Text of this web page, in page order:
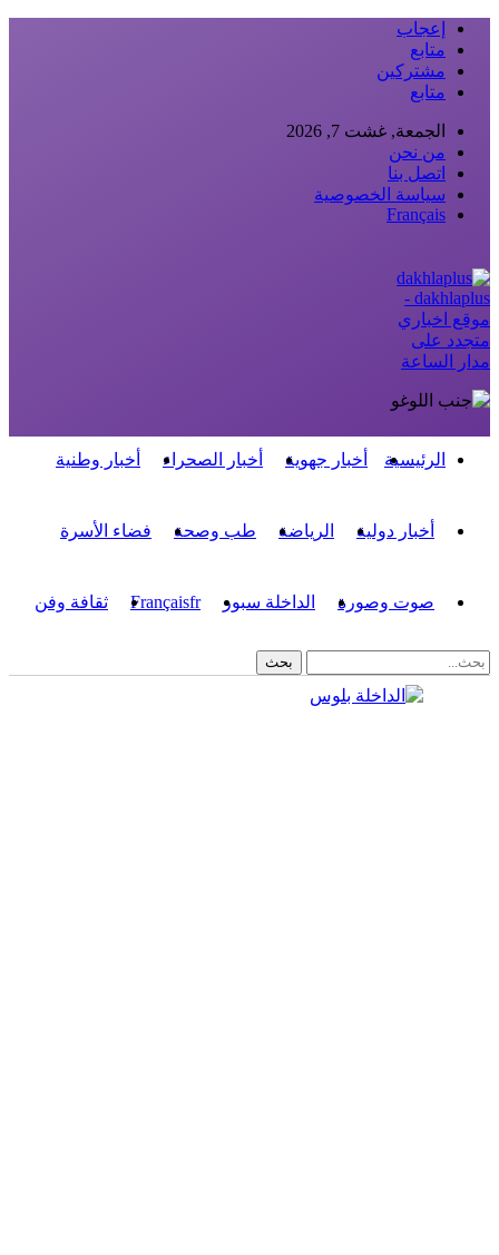
إعجاب
متابع
مشتركين
متابع
الجمعة, غشت 7, 2026
من نحن
اتصل بنا
سياسة الخصوصية
Français
dakhlaplus -
موقع اخباري
متجدد على
مدار الساعة
الرئيسية أخبار جهوية أخبار الصحراء أخبار وطنية
أخبار دولية الرياضة طب وصحة فضاء الأسرة
صوت وصورة الداخلة سبور Françaisfr ثقافة وفن